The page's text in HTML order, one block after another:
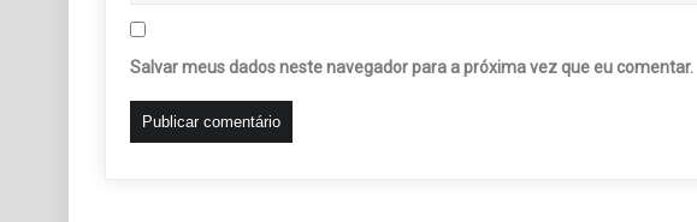
Salvar meus dados neste navegador para a próxima vez que eu comentar.